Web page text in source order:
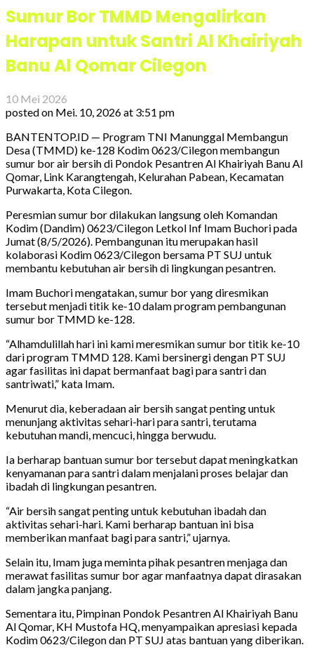
Sumur Bor TMMD Mengalirkan
Harapan untuk Santri Al Khairiyah
Banu Al Qomar Cilegon
10 Mei 2026
posted on Mei. 10, 2026 at 3:51 pm
BANTENTOP.ID — Program TNI Manunggal Membangun
Desa (TMMD) ke-128 Kodim 0623/Cilegon membangun
sumur bor air bersih di Pondok Pesantren Al Khairiyah Banu Al
Qomar, Link Karangtengah, Kelurahan Pabean, Kecamatan
Purwakarta, Kota Cilegon.
Peresmian sumur bor dilakukan langsung oleh Komandan
Kodim (Dandim) 0623/Cilegon Letkol Inf Imam Buchori pada
Jumat (8/5/2026). Pembangunan itu merupakan hasil
kolaborasi Kodim 0623/Cilegon bersama PT SUJ untuk
membantu kebutuhan air bersih di lingkungan pesantren.
Imam Buchori mengatakan, sumur bor yang diresmikan
tersebut menjadi titik ke-10 dalam program pembangunan
sumur bor TMMD ke-128.
“Alhamdulillah hari ini kami meresmikan sumur bor titik ke-10
dari program TMMD 128. Kami bersinergi dengan PT SUJ
agar fasilitas ini dapat bermanfaat bagi para santri dan
santriwati,” kata Imam.
Menurut dia, keberadaan air bersih sangat penting untuk
menunjang aktivitas sehari-hari para santri, terutama
kebutuhan mandi, mencuci, hingga berwudu.
Ia berharap bantuan sumur bor tersebut dapat meningkatkan
kenyamanan para santri dalam menjalani proses belajar dan
ibadah di lingkungan pesantren.
“Air bersih sangat penting untuk kebutuhan ibadah dan
aktivitas sehari-hari. Kami berharap bantuan ini bisa
memberikan manfaat bagi para santri,” ujarnya.
Selain itu, Imam juga meminta pihak pesantren menjaga dan
merawat fasilitas sumur bor agar manfaatnya dapat dirasakan
dalam jangka panjang.
Sementara itu, Pimpinan Pondok Pesantren Al Khairiyah Banu
Al Qomar, KH Mustofa HQ, menyampaikan apresiasi kepada
Kodim 0623/Cilegon dan PT SUJ atas bantuan yang diberikan.